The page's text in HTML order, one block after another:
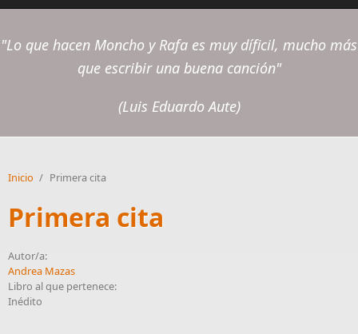
"Lo que hacen Moncho y Rafa es muy díficil, mucho más
que escribir una buena canción"
(Luis Eduardo Aute)
Inicio / Primera cita
Primera cita
Autor/a:
Andrea Mazas
Libro al que pertenece:
Inédito